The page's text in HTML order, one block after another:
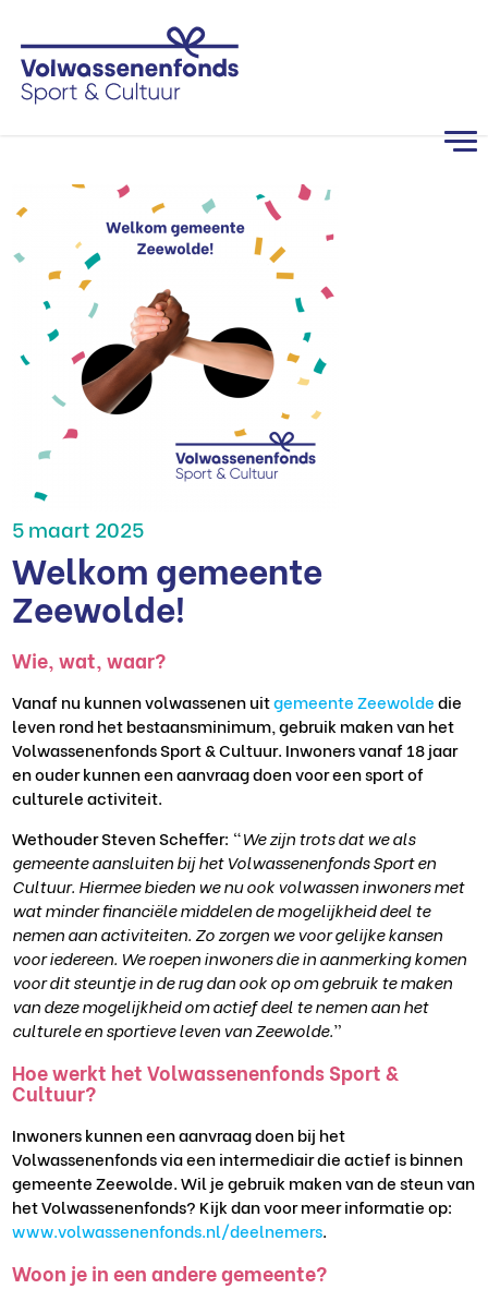
5 maart 2025
Welkom gemeente
Zeewolde!
Wie, wat, waar?
Vanaf nu kunnen volwassenen uitgemeente Zeewoldedie
leven rond het bestaansminimum, gebruik maken van het
Volwassenenfonds Sport & Cultuur. Inwoners vanaf 18 jaar
en ouder kunnen een aanvraag doen voor een sport of
culturele activiteit.
Wethouder Steven Scheffer: “We zijn trots dat we als
gemeente aansluiten bij het Volwassenenfonds Sport en
Cultuur. Hiermee bieden we nu ook volwassen inwoners met
wat minder financiële middelen de mogelijkheid deel te
nemen aan activiteiten. Zo zorgen we voor gelijke kansen
voor iedereen. We roepen inwoners die in aanmerking komen
voor dit steuntje in de rug dan ook op om gebruik te maken
van deze mogelijkheid om actief deel te nemen aan het
culturele en sportieve leven van Zeewolde.”
Hoe werkt het Volwassenenfonds Sport &
Cultuur?
Inwoners kunnen een aanvraag doen bij het
Volwassenenfonds via een intermediair die actief is binnen
gemeente Zeewolde. Wil je gebruik maken van de steun van
het Volwassenenfonds? Kijk dan voor meer informatie op:
www.volwassenenfonds.nl/deelnemers.
Woon je in een andere gemeente?